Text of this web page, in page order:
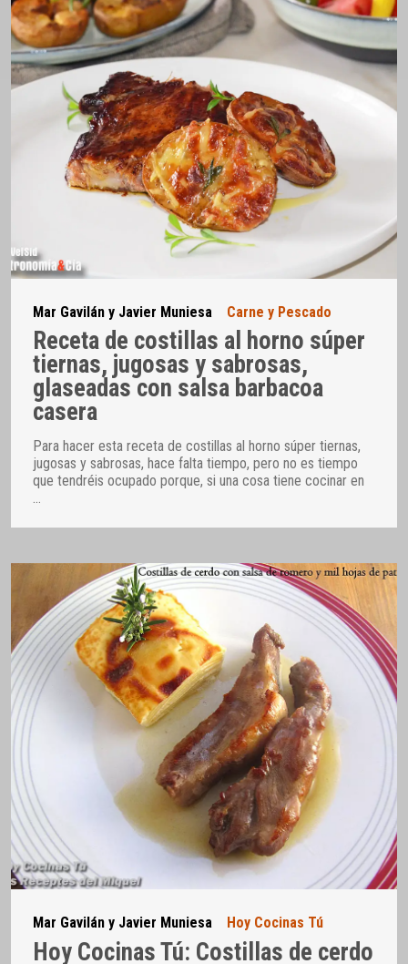
Mar Gavilán y Javier Muniesa Carne y Pescado
Receta de costillas al horno súper
tiernas, jugosas y sabrosas,
glaseadas con salsa barbacoa
casera
Para hacer esta receta de costillas al horno súper tiernas,
jugosas y sabrosas, hace falta tiempo, pero no es tiempo
que tendréis ocupado porque, si una cosa tiene cocinar en
Mar Gavilán y Javier Muniesa Hoy Cocinas Tú
Hoy Cocinas Tú: Costillas de cerdo